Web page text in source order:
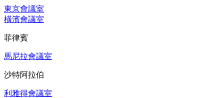
東京會議室
橫濱會議室
菲律賓
馬尼拉會議室
沙特阿拉伯
利雅得會議室